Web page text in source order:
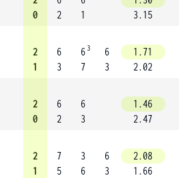
0
2
1
3.15
2
1
6
3
6 3
7
6
3
1.71
2.02
2
0
6
2
6
3
1.46
2.47
2
1
7
5
3
6
6
3
2.08
1.66